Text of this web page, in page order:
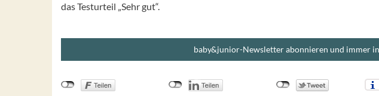
das Testurteil „Sehr gut“.
baby&junior-Newsletter abonnieren und immer